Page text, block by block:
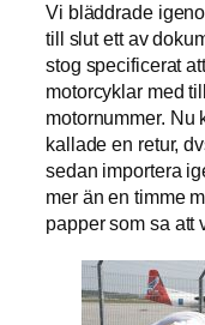
Vi bläddrade
till slut ett av
stog specificerat
motorcyklar med
motornummer. Nu
kallade en retur,
sedan importera
mer än en timme
papper som sa att